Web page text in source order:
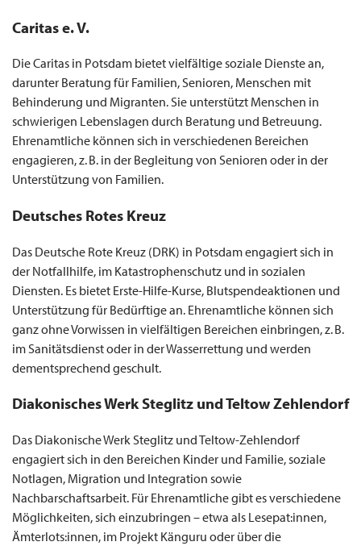
Caritas e. V.
Die Caritas in Potsdam bietet vielfältige soziale Dienste an,
darunter Beratung für Familien, Senioren, Menschen mit
Behinderung und Migranten. Sie unterstützt Menschen in
schwierigen Lebenslagen durch Beratung und Betreuung.
Ehrenamtliche können sich in verschiedenen Bereichen
engagieren, z. B. in der Begleitung von Senioren oder in der
Unterstützung von Familien.
Deutsches Rotes Kreuz
Das Deutsche Rote Kreuz (DRK) in Potsdam engagiert sich in
der Notfallhilfe, im Katastrophenschutz und in sozialen
Diensten. Es bietet Erste-Hilfe-Kurse, Blutspendeaktionen und
Unterstützung für Bedürftige an. Ehrenamtliche können sich
ganz ohne Vorwissen in vielfältigen Bereichen einbringen, z. B.
im Sanitätsdienst oder in der Wasserrettung und werden
dementsprechend geschult. ​
Diakonisches Werk Steglitz und Teltow Zehlendorf
Das Diakonische Werk Steglitz und Teltow-Zehlendorf
engagiert sich in den Bereichen Kinder und Familie, soziale
Notlagen, Migration und Integration sowie
Nachbarschaftsarbeit. Für Ehrenamtliche gibt es verschiedene
Möglichkeiten, sich einzubringen – etwa als Lesepat:innen,
Ämterlots:innen, im Projekt Känguru oder über die